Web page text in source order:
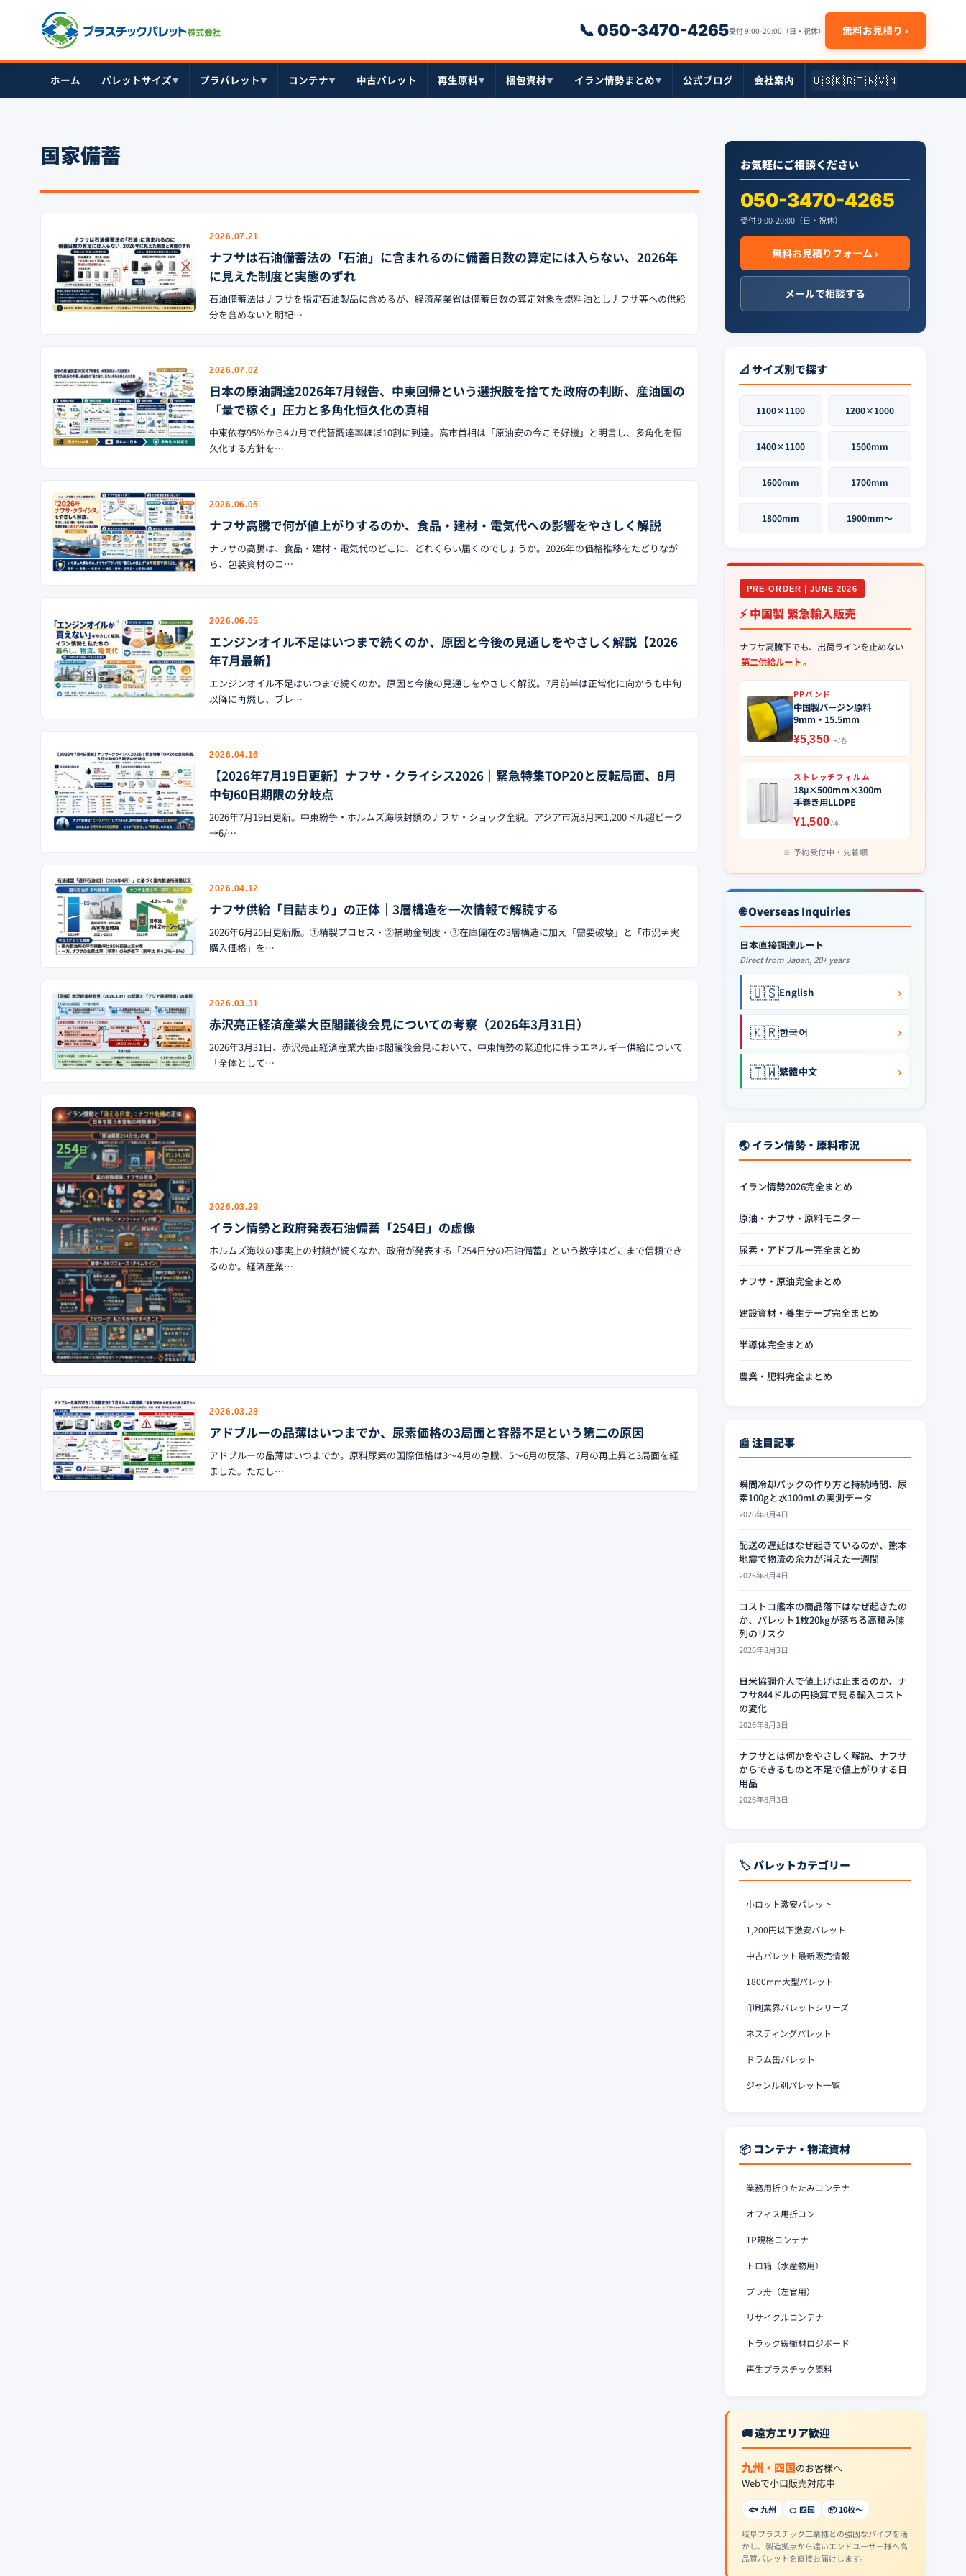
📞 050-3470-4265受付 9:00-20:00（日・祝休） 無料お見積り ›
ホーム パレットサイズ▼ プラパレット▼ コンテナ▼ 中古パレット 再生原料▼ 梱包資材▼ イラン情勢まとめ▼ 公式ブログ 会社案内 🇺🇸🇰🇷🇹🇼🇻🇳
国家備蓄
2026.07.21
ナフサは石油備蓄法の「石油」に含まれるのに備蓄日数の算定には入らない、2026年
に見えた制度と実態のずれ
石油備蓄法はナフサを指定石油製品に含めるが、経済産業省は備蓄日数の算定対象を燃料油としナフサ等への供給
分を含めないと明記…
2026.07.02
日本の原油調達2026年7月報告、中東回帰という選択肢を捨てた政府の判断、産油国の
「量で稼ぐ」圧力と多角化恒久化の真相
中東依存95%から4カ月で代替調達率ほぼ10割に到達。高市首相は「原油安の今こそ好機」と明言し、多角化を恒
久化する方針を…
2026.06.05
ナフサ高騰で何が値上がりするのか、食品・建材・電気代への影響をやさしく解説
ナフサの高騰は、食品・建材・電気代のどこに、どれくらい届くのでしょうか。2026年の価格推移をたどりなが
ら、包装資材のコ…
2026.06.05
エンジンオイル不足はいつまで続くのか、原因と今後の見通しをやさしく解説【2026
年7月最新】
エンジンオイル不足はいつまで続くのか。原因と今後の見通しをやさしく解説。7月前半は正常化に向かうも中旬
以降に再燃し、ブレ…
2026.04.16
【2026年7月19日更新】ナフサ・クライシス2026｜緊急特集TOP20と反転局面、8月
中旬60日期限の分岐点
2026年7月19日更新。中東紛争・ホルムズ海峡封鎖のナフサ・ショック全貌。アジア市況3月末1,200ドル超ピーク
→6/…
2026.04.12
ナフサ供給「目詰まり」の正体｜3層構造を一次情報で解読する
2026年6月25日更新版。①精製プロセス・②補助金制度・③在庫偏在の3層構造に加え「需要破壊」と「市況≠実
購入価格」を…
2026.03.31
赤沢亮正経済産業大臣閣議後会見についての考察（2026年3月31日）
2026年3月31日、赤沢亮正経済産業大臣は閣議後会見において、中東情勢の緊迫化に伴うエネルギー供給について
「全体として…
2026.03.29
イラン情勢と政府発表石油備蓄「254日」の虚像
ホルムズ海峡の事実上の封鎖が続くなか、政府が発表する「254日分の石油備蓄」という数字はどこまで信頼でき
るのか。経済産業…
2026.03.28
アドブルーの品薄はいつまでか、尿素価格の3局面と容器不足という第二の原因
アドブルーの品薄はいつまでか。原料尿素の国際価格は3〜4月の急騰、5〜6月の反落、7月の再上昇と3局面を経
ました。ただし…
お気軽にご相談ください
050-3470-4265
受付 9:00-20:00（日・祝休）
無料お見積りフォーム ›
メールで相談する
📐 サイズ別で探す
1100×1100 1200×1000
1400×1100 1500mm
1600mm 1700mm
1800mm 1900mm〜
PRE-ORDER｜JUNE 2026
⚡ 中国製 緊急輸入販売
ナフサ高騰下でも、出荷ラインを止めない
第二供給ルート。
PPバンド
中国製バージン原料
9mm・15.5mm
¥5,350〜/巻
ストレッチフィルム
18μ×500mm×300m
手巻き用LLDPE
¥1,500/本
予約受付中・先着順
🌐 Overseas Inquiries
日本直接調達ルート
Direct from Japan, 20+ years
🇺🇸English ›
🇰🇷한국어 ›
🇹🇼繁體中文 ›
🌏 イラン情勢・原料市況
イラン情勢2026完全まとめ
原油・ナフサ・原料モニター
尿素・アドブルー完全まとめ
ナフサ・原油完全まとめ
建設資材・養生テープ完全まとめ
半導体完全まとめ
農業・肥料完全まとめ
📰 注目記事
瞬間冷却パックの作り方と持続時間、尿
素100gと水100mLの実測データ
2026年8月4日
配送の遅延はなぜ起きているのか、熊本
地震で物流の余力が消えた一週間
2026年8月4日
コストコ熊本の商品落下はなぜ起きたの
か、パレット1枚20kgが落ちる高積み陳
列のリスク
2026年8月3日
日米協調介入で値上げは止まるのか、ナ
フサ844ドルの円換算で見る輸入コスト
の変化
2026年8月3日
ナフサとは何かをやさしく解説、ナフサ
からできるものと不足で値上がりする日
用品
2026年8月3日
🏷️ パレットカテゴリー
小ロット激安パレット
1,200円以下激安パレット
中古パレット最新販売情報
1800mm大型パレット
印刷業界パレットシリーズ
ネスティングパレット
ドラム缶パレット
ジャンル別パレット一覧
📦 コンテナ・物流資材
業務用折りたたみコンテナ
オフィス用折コン
TP規格コンテナ
トロ箱（水産物用）
プラ舟（左官用）
リサイクルコンテナ
トラック緩衝材ロジボード
再生プラスチック原料
🚚 遠方エリア歓迎
九州・四国のお客様へ
Webで小口販売対応中
🐟 九州 🍊 四国 📦 10枚〜
岐阜プラスチック工業様との強固なパイプを活
かし、製造拠点から遠いエンドユーザー様へ高
品質パレットを直接お届けします。